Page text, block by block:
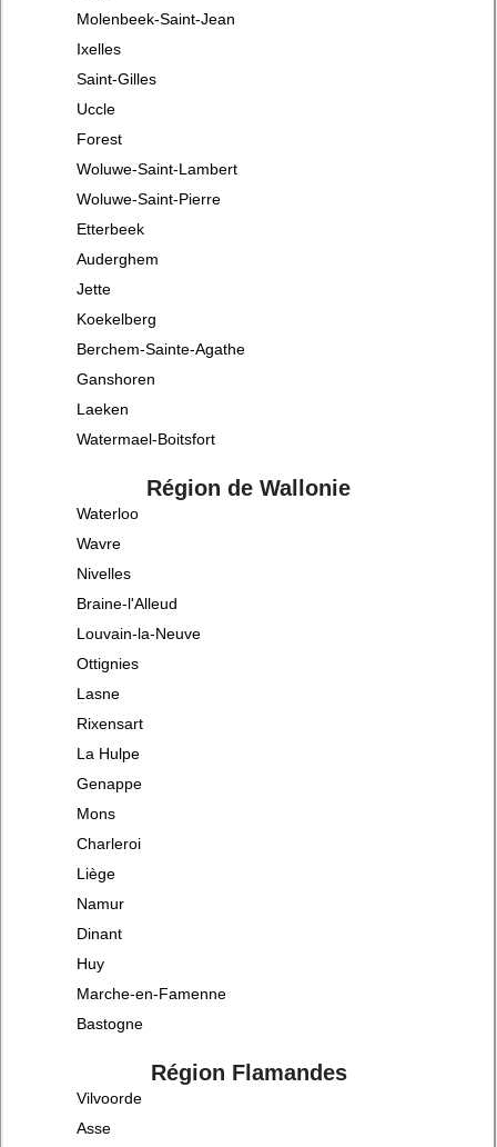
Molenbeek-Saint-Jean
Ixelles
Saint-Gilles
Uccle
Forest
Woluwe-Saint-Lambert
Woluwe-Saint-Pierre
Etterbeek
Auderghem
Jette
Koekelberg
Berchem-Sainte-Agathe
Ganshoren
Laeken
Watermael-Boitsfort
Région de Wallonie
Waterloo
Wavre
Nivelles
Braine-l'Alleud
Louvain-la-Neuve
Ottignies
Lasne
Rixensart
La Hulpe
Genappe
Mons
Charleroi
Liège
Namur
Dinant
Huy
Marche-en-Famenne
Bastogne
Région Flamandes
Vilvoorde
Asse